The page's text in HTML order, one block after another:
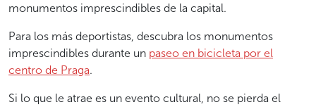
monumentos imprescindibles de la capital.
Para los más deportistas, descubra los monumentos
imprescindibles durante un paseo en bicicleta por el
centro de Praga.
Si lo que le atrae es un evento cultural, no se pierda el